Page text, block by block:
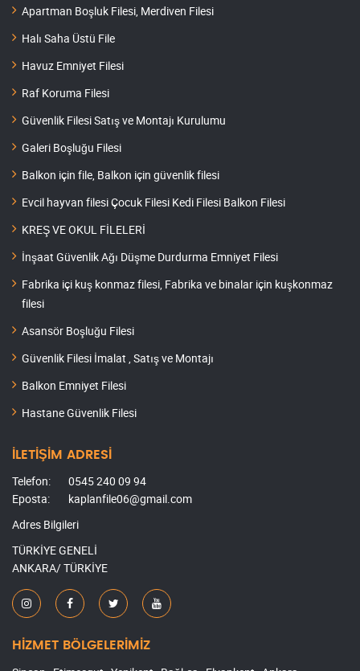
Apartman Boşluk Filesi, Merdiven Filesi
Halı Saha Üstü File
Havuz Emniyet Filesi
Raf Koruma Filesi
Güvenlik Filesi Satış ve Montajı Kurulumu
Galeri Boşluğu Filesi
Balkon için file, Balkon için güvenlik filesi
Evcil hayvan filesi Çocuk Filesi Kedi Filesi Balkon Filesi
KREŞ VE OKUL FİLELERİ
İnşaat Güvenlik Ağı Düşme Durdurma Emniyet Filesi
Fabrika içi kuş konmaz filesi, Fabrika ve binalar için kuşkonmaz
filesi
Asansör Boşluğu Filesi
Güvenlik Filesi İmalat , Satış ve Montajı
Balkon Emniyet Filesi
Hastane Güvenlik Filesi
İLETİŞİM ADRESİ
Telefon:
0545 240 09 94
Eposta:
kaplanfile06@gmail.com
Adres Bilgileri
TÜRKİYE GENELİ
ANKARA/ TÜRKİYE
HİZMET BÖLGELERİMİZ